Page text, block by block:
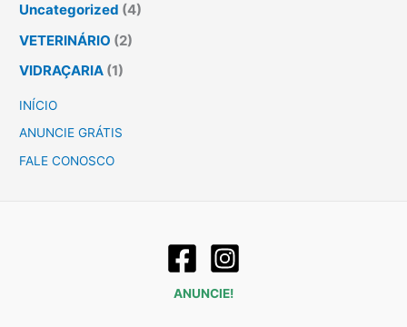
Uncategorized (4)
VETERINÁRIO (2)
VIDRAÇARIA (1)
INÍCIO
ANUNCIE GRÁTIS
FALE CONOSCO
ANUNCIE!